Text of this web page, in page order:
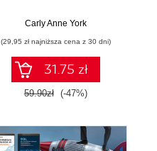
poważne odkrycia
Carly Anne York
(29,95 zł najniższa cena z 30 dni)
31.75 zł
59.90zł (-47%)